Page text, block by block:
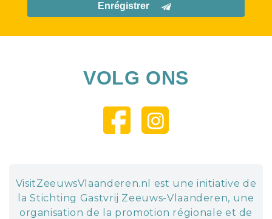
Enrégistrer
VOLG ONS
VisitZeeuwsVlaanderen.nl est une initiative de
la Stichting Gastvrij Zeeuws-Vlaanderen, une
organisation de la promotion régionale et de